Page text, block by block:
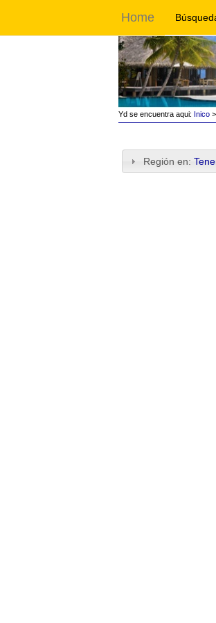
Home
Yd se encuentra aqui: Inico>
Región en: